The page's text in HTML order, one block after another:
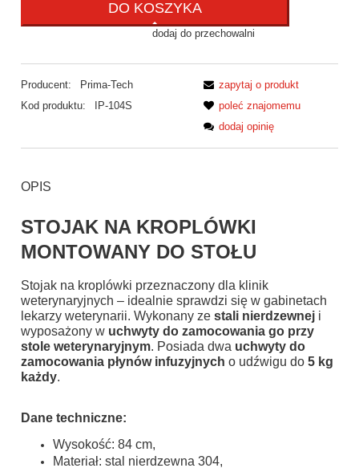
DO KOSZYKA
dodaj do przechowalni
Producent:
Prima-Tech
Kod produktu:
IP-104S
zapytaj o produkt
poleć znajomemu
dodaj opinię
OPIS
STOJAK NA KROPLÓWKI
MONTOWANY DO STOŁU
Stojak na kroplówki przeznaczony dla klinik
weterynaryjnych – idealnie sprawdzi się w gabinetach
lekarzy weterynarii. Wykonany ze stali nierdzewnej i
wyposażony w uchwyty do zamocowania go przy
stole weterynaryjnym. Posiada dwa uchwyty do
zamocowania płynów infuzyjnych o udźwigu do 5 kg
każdy.
Dane techniczne:
Wysokość: 84 cm,
Materiał: stal nierdzewna 304,